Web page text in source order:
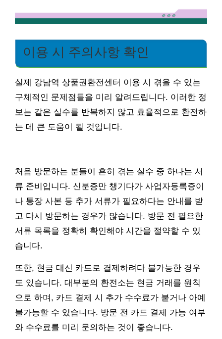
이용 시 주의사항 확인
실제 강남역 상품권환전센터 이용 시 겪을 수 있는
구체적인 문제점들을 미리 알려드립니다. 이러한 정
보는 같은 실수를 반복하지 않고 효율적으로 환전하
는 데 큰 도움이 될 것입니다.
처음 방문하는 분들이 흔히 겪는 실수 중 하나는 서
류 준비입니다. 신분증만 챙기다가 사업자등록증이
나 통장 사본 등 추가 서류가 필요하다는 안내를 받
고 다시 방문하는 경우가 많습니다. 방문 전 필요한
서류 목록을 정확히 확인해야 시간을 절약할 수 있
습니다.
또한, 현금 대신 카드로 결제하려다 불가능한 경우
도 있습니다. 대부분의 환전소는 현금 거래를 원칙
으로 하며, 카드 결제 시 추가 수수료가 붙거나 아예
불가능할 수 있습니다. 방문 전 카드 결제 가능 여부
와 수수료를 미리 문의하는 것이 좋습니다.